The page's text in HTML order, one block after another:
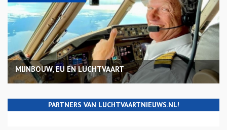
MIJNBOUW, EU EN LUCHTVAART
PARTNERS VAN LUCHTVAARTNIEUWS.NL!